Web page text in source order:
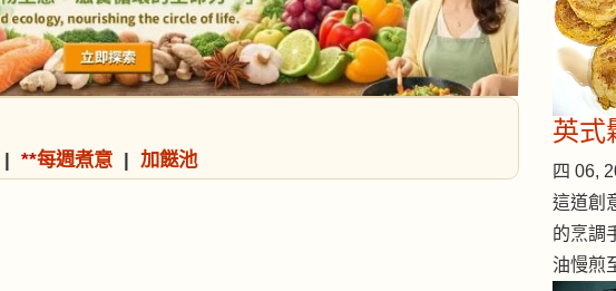
| **每週煮意 | 加餸池
英式
四 06,
這道創
的烹調
油慢煎